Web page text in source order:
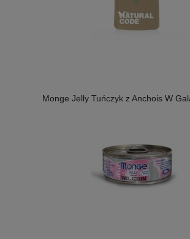
Monge Jelly Tuńczyk z Anchois W